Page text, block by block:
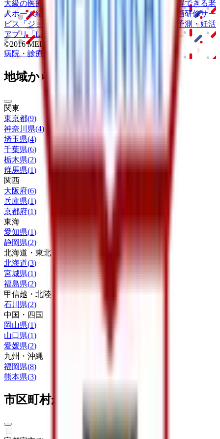
大級の医療介護求人サイト 納得できる老
人ホーム紹介サービス
動画研修サー
ビス
「ジョブメドレー
生理予測・妊活
アプリ「Lalune(ラルーン)」
©2016 MEDLEY, INC.
病院・診療所
地域からさがす
関東
東京都(9)
神奈川県(4)
埼玉県(4)
千葉県(6)
栃木県(2)
群馬県(1)
関西
大阪府(6)
兵庫県(1)
京都府(1)
東海
愛知県(1)
静岡県(2)
北海道・東北
北海道(3)
宮城県(1)
福島県(2)
甲信越・北陸
石川県(2)
中国・四国
岡山県(1)
山口県(1)
愛媛県(2)
九州・沖縄
福岡県(8)
熊本県(3)
市区町村からさがす